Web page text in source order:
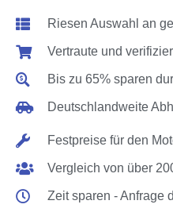
Riesen Auswahl an
Vertraute und
Bis zu 65% sparen
Deutschlandweite
Festpreise für den
Vergleich von über
Zeit sparen - Anfrage